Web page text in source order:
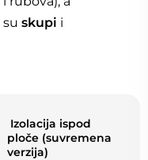
skupi i
Izolacija ispod
ploče (suvremena
verzija)